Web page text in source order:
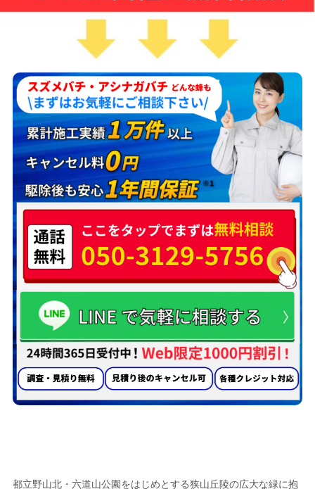
都立野山北・六道山公園をはじめとする狭山丘陵の広大な緑に抱